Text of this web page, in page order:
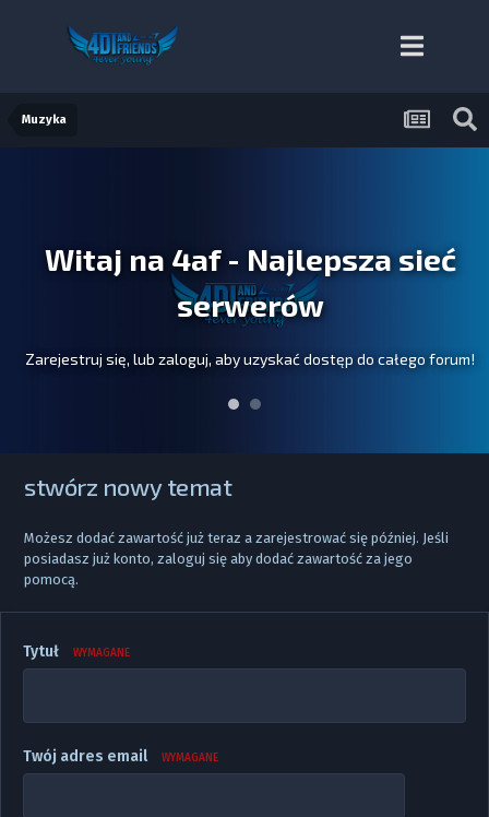
Muzyka
Witaj na 4af - Najlepsza sieć
serwerów
Zarejestruj się, lub zaloguj, aby uzyskać dostęp do całego forum!
stwórz nowy temat
Możesz dodać zawartość już teraz a zarejestrować się później. Jeśli
posiadasz już konto, zaloguj się aby dodać zawartość za jego
pomocą.
Tytuł WYMAGANE
Twój adres email WYMAGANE